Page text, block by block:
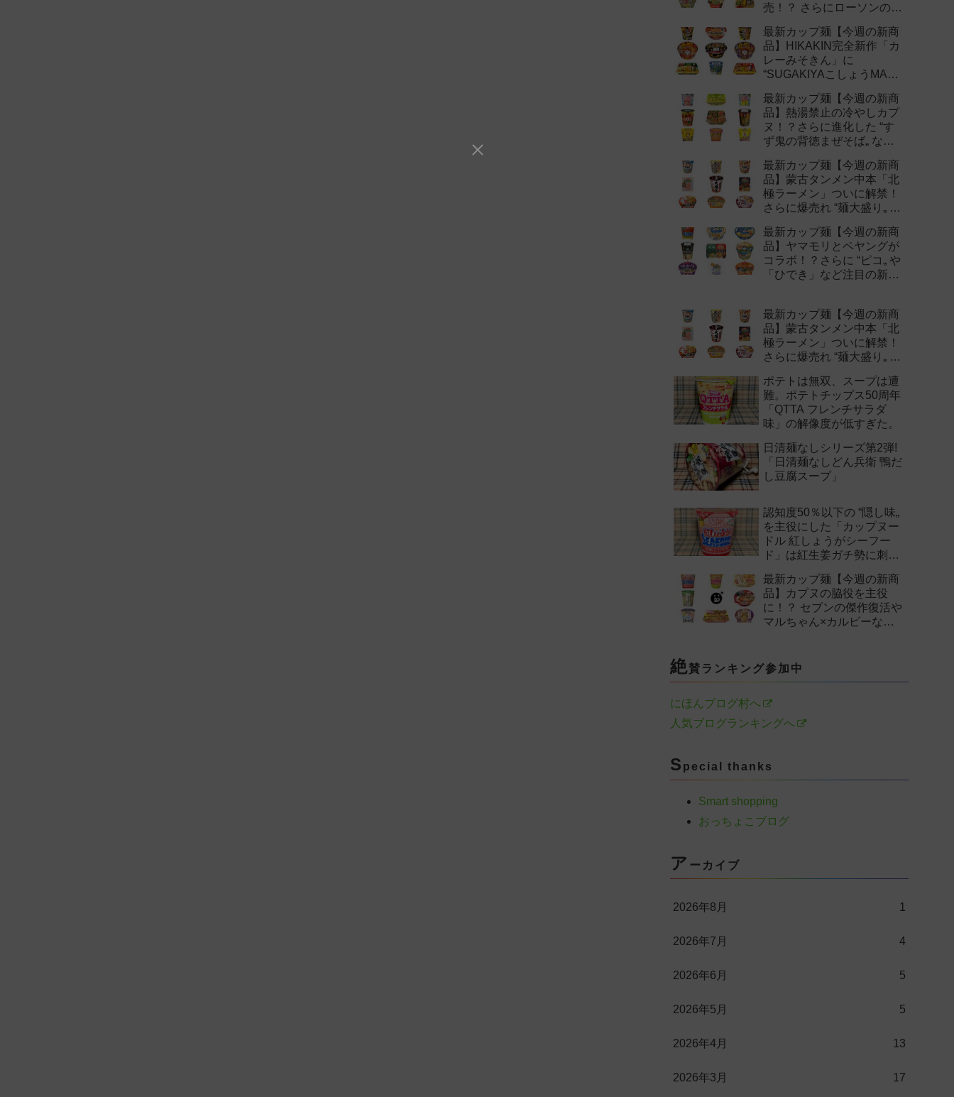
売！？ さらにローソンの激
新作まとめ！
最新カップ麺【今週の新商
品】HIKAKIN完全新作「カ
レーみそきん」に
“SUGAKIYAこしょうMAX„
最新カップ麺【今週の新商
品】熱湯禁止の冷やしカプ
ヌ！？さらに進化した “す
ず鬼の背徳まぜそば„ など
最新カップ麺【今週の新商
品】蒙古タンメン中本「北
極ラーメン」ついに解禁！
さらに爆売れ “麺大盛り„ シ
作まとめ！
最新カップ麺【今週の新商
品】ヤマモリとペヤングが
コラボ！？さらに “ピコ„ や
「ひでき」など注目の新作
最新カップ麺【今週の新商
品】蒙古タンメン中本「北
極ラーメン」ついに解禁！
さらに爆売れ “麺大盛り„ シ
作まとめ！
ポテトは無双、スープは遭
難。ポテトチップス50周年
「QTTA フレンチサラダ
味」の解像度が低すぎた。
日清麺なしシリーズ第2弾!
「日清麺なしどん兵衛 鴨だ
し豆腐スープ」
認知度50％以下の “隠し味„
を主役にした「カップヌー
ドル 紅しょうがシーフー
ド」は紅生姜ガチ勢に刺さ
最新カップ麺【今週の新商
品】カプヌの脇役を主役
に！？ セブンの傑作復活や
マルちゃん×カルビーなど
絶賛ランキング参加中
にほんブログ村へ
人気ブログランキングへ
S pecial thanks
Smart shopping
おっちょこブログ
ア ーカイブ
2026年8月 1
2026年7月 4
2026年6月 5
2026年5月 5
2026年4月 13
2026年3月 17